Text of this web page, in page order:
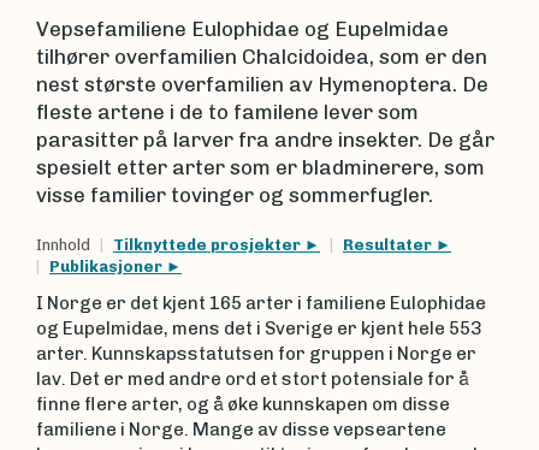
Vepsefamiliene Eulophidae og Eupelmidae
tilhører overfamilien Chalcidoidea, som er den
nest største overfamilien av Hymenoptera. De
fleste artene i de to familene lever som
parasitter på larver fra andre insekter. De går
spesielt etter arter som er bladminerere, som
visse familier tovinger og sommerfugler.
Innhold Tilknyttede prosjekter
Resultater
Publikasjoner
I Norge er det kjent 165 arter i familiene Eulophidae
og Eupelmidae, mens det i Sverige er kjent hele 553
arter. Kunnskapsstatutsen for gruppen i Norge er
lav. Det er med andre ord et stort potensiale for å
finne flere arter, og å øke kunnskapen om disse
familiene i Norge. Mange av disse vepseartene